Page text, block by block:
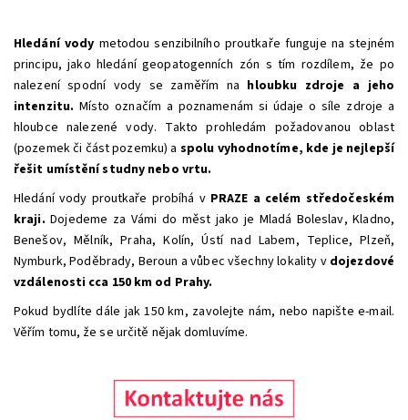
Hledání vody metodou senzibilního proutkaře funguje na stejném
principu, jako hledání geopatogenních zón s tím rozdílem, že po
nalezení spodní vody se zaměřím na hloubku zdroje a jeho
intenzitu. Místo označím a poznamenám si údaje o síle zdroje a
hloubce nalezené vody. Takto prohledám požadovanou oblast
(pozemek či část pozemku) a spolu vyhodnotíme, kde je nejlepší
řešit umístění studny nebo vrtu.
Hledání vody proutkaře probíhá v PRAZE a celém středočeském
kraji. Dojedeme za Vámi do měst jako je Mladá Boleslav, Kladno,
Benešov, Mělník, Praha, Kolín, Ústí nad Labem, Teplice, Plzeň,
Nymburk, Poděbrady, Beroun a vůbec všechny lokality v dojezdové
vzdálenosti cca 150 km od Prahy.
Pokud bydlíte dále jak 150 km, zavolejte nám, nebo napište e-mail.
Věřím tomu, že se určitě nějak domluvíme.